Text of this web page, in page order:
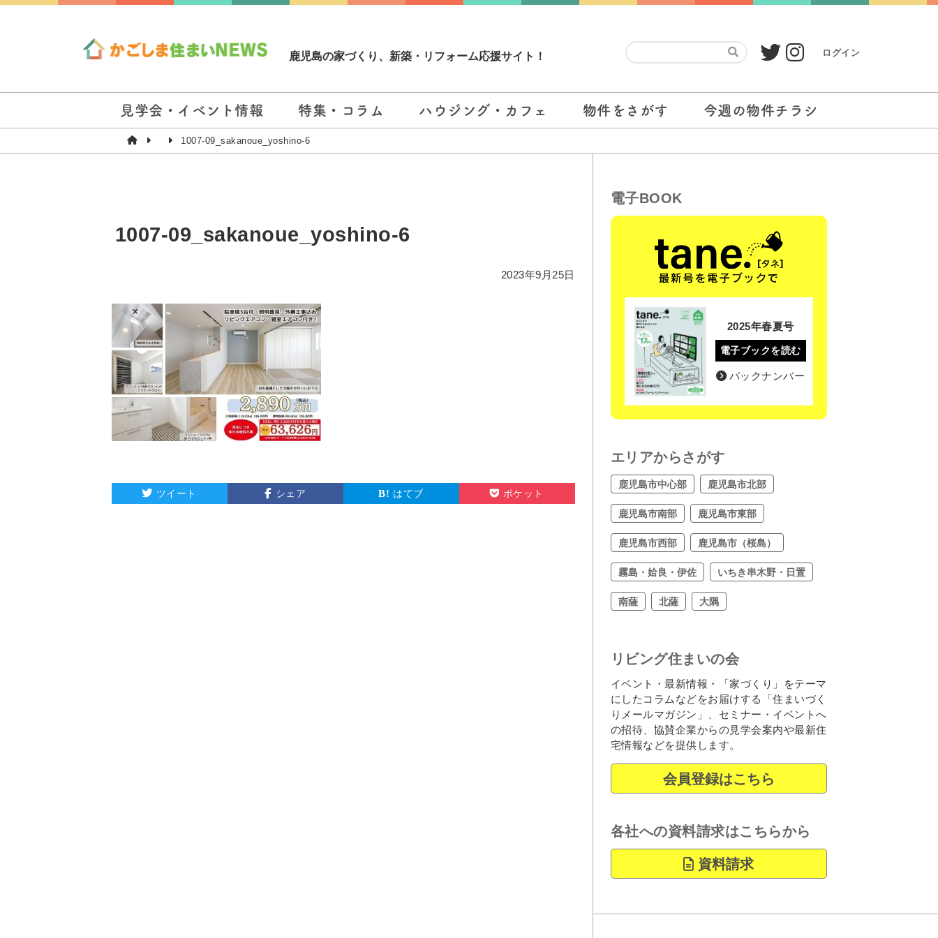
鹿児島の家づくり、新築・リフォーム応援サイト！ ログイン
見学会・イベント情報 特集・コラム ハウジング・カフェ 物件をさがす 今週の物件チラシ
1007-09_sakanoue_yoshino-6
1007-09_sakanoue_yoshino-6
2023年9月25日
ツイート シェア はてブ ポケット
電子BOOK
2025年春夏号
電子ブックを読む
バックナンバー
エリアからさがす
鹿児島市中心部 鹿児島市北部
鹿児島市南部 鹿児島市東部
鹿児島市西部 鹿児島市（桜島）
霧島・姶良・伊佐 いちき串木野・日置
南薩 北薩 大隅
リビング住まいの会
イベント・最新情報・「家づくり」をテーマ
にしたコラムなどをお届けする「住まいづく
りメールマガジン」、セミナー・イベントへ
の招待、協賛企業からの見学会案内や最新住
宅情報などを提供します。
会員登録はこちら
各社への資料請求はこちらから
資料請求